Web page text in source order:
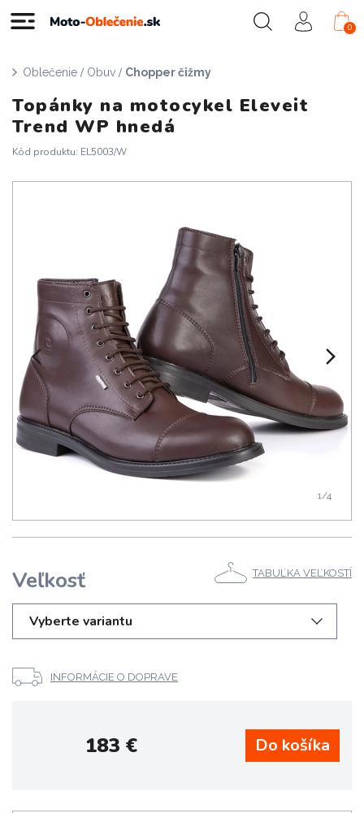
0
Oblečenie / Obuv / Chopper čižmy
Topánky na motocykel Eleveit
Trend WP hnedá
Kód produktu: EL5003/W
1/4
Veľkosť TABUĽKA VEĽKOSTÍ
Vyberte variantu
INFORMÁCIE O DOPRAVE
183€